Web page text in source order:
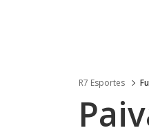
R7 Esportes